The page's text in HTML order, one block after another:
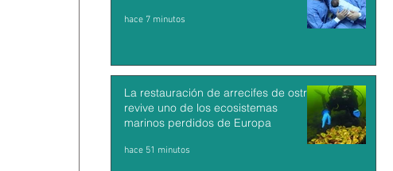
hace 7 minutos
La restauración de arrecifes de ostras
revive uno de los ecosistemas
marinos perdidos de Europa
hace 51 minutos